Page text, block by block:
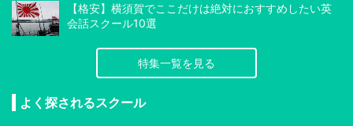
【格安】横須賀でここだけは絶対におすすめしたい英
会話スクール10選
特集一覧を見る
よく探されるスクール